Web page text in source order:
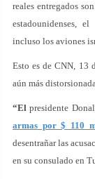
reales entregados
estadounidenses,
incluso los aviones
Esto es de CNN, 13
aún más
“El presidente
armas por $ 110
desentrañar las
en su consulado en